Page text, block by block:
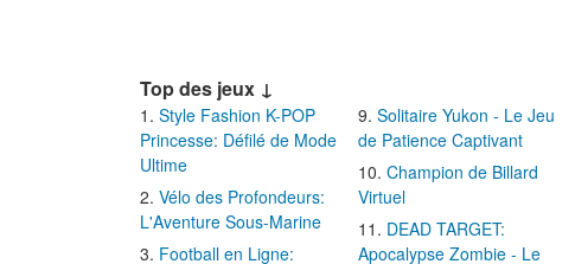
Top des jeux ↓
Style Fashion K-POP
Princesse: Défilé de Mode
Ultime
Vélo des Profondeurs:
L'Aventure Sous-Marine
Football en Ligne:
Solitaire Yukon - Le Jeu
de Patience Captivant
Champion de Billard
Virtuel
DEAD TARGET:
Apocalypse Zombie - Le